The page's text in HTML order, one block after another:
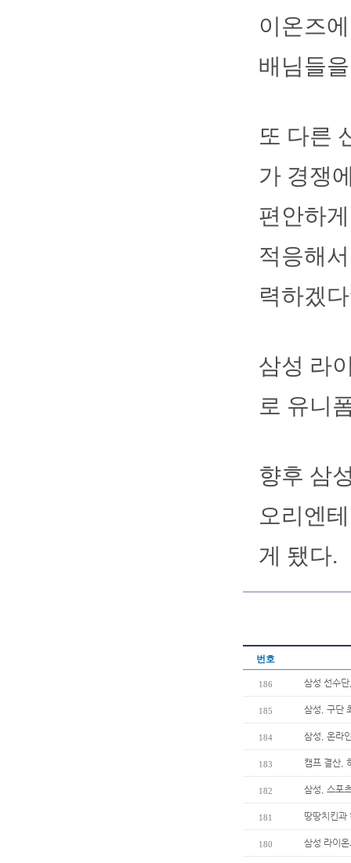
이온즈
배님들
또 다른
가 경쟁
편안하
적응해
력하겠
삼성 라
로 유니
향후 삼
오리엔
게 됐다.
번호
186 삼성 선수
185 삼성, 구단
184 삼성, 온라
183 캠프 결산,
182 삼성, 스포
181 땅땅치킨과
180 삼성 라이